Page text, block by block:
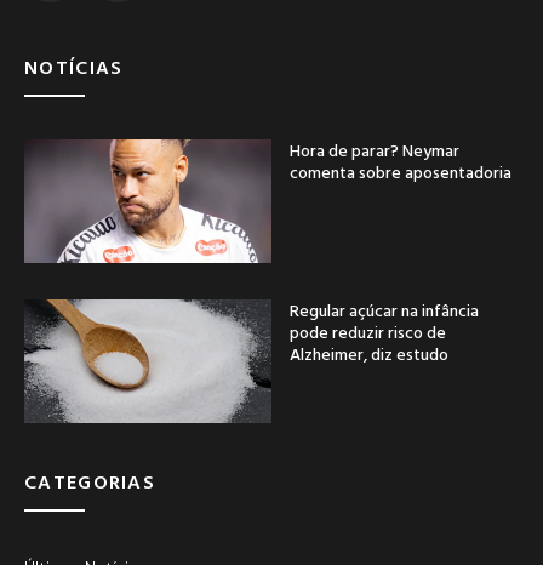
NOTÍCIAS
Hora de parar? Neymar
comenta sobre aposentadoria
Regular açúcar na infância
pode reduzir risco de
Alzheimer, diz estudo
CATEGORIAS